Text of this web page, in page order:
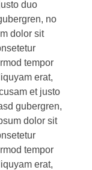
duo
no
dolor sit
tempor
erat,
et justo
gubergren,
dolor sit
tempor
erat,